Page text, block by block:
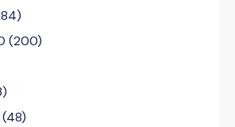
(200)
(48)